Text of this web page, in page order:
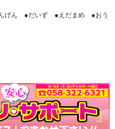
げん ●だいず ●えだまめ ●おう